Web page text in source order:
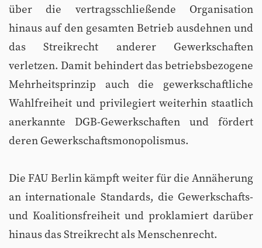
über die vertragsschließende Organisation
hinaus auf den gesamten Betrieb ausdehnen und
das Streikrecht anderer Gewerkschaften
verletzen. Damit behindert das betriebsbezogene
Mehrheitsprinzip auch die gewerkschaftliche
Wahlfreiheit und privilegiert weiterhin staatlich
anerkannte DGB-Gewerkschaften und fördert
deren Gewerkschaftsmonopolismus.
Die FAU Berlin kämpft weiter für die Annäherung
an internationale Standards, die Gewerkschafts-
und Koalitionsfreiheit und proklamiert darüber
hinaus das Streikrecht als Menschenrecht.